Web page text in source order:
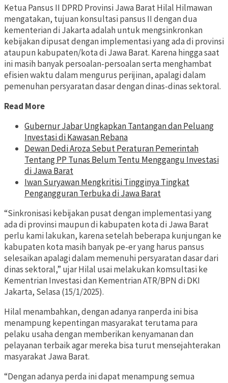
Ketua Pansus II DPRD Provinsi Jawa Barat Hilal Hilmawan
mengatakan, tujuan konsultasi pansus II dengan dua
kementerian di Jakarta adalah untuk mengsinkronkan
kebijakan dipusat dengan implementasi yang ada di provinsi
ataupun kabupaten/kota di Jawa Barat. Karena hingga saat
ini masih banyak persoalan-persoalan serta menghambat
efisien waktu dalam mengurus perijinan, apalagi dalam
pemenuhan persyaratan dasar dengan dinas-dinas sektoral.
Read More
Gubernur Jabar Ungkapkan Tantangan dan Peluang
Investasi di Kawasan Rebana
Dewan Dedi Aroza Sebut Peraturan Pemerintah
Tentang PP Tunas Belum Tentu Menggangu Investasi
di Jawa Barat
Iwan Suryawan Mengkritisi Tingginya Tingkat
Pengangguran Terbuka di Jawa Barat
“Sinkronisasi kebijakan pusat dengan implementasi yang
ada di provinsi maupun di kabupaten kota di Jawa Barat
perlu kami lakukan, karena setelah beberapa kunjungan ke
kabupaten kota masih banyak pe-er yang harus pansus
selesaikan apalagi dalam memenuhi persyaratan dasar dari
dinas sektoral,” ujar Hilal usai melakukan komsultasi ke
Kementrian Investasi dan Kementrian ATR/BPN di DKI
Jakarta, Selasa (15/1/2025).
Hilal menambahkan, dengan adanya ranperda ini bisa
menampung kepentingan masyarakat terutama para
pelaku usaha dengan memberikan kenyamanan dan
pelayanan terbaik agar mereka bisa turut mensejahterakan
masyarakat Jawa Barat.
“Dengan adanya perda ini dapat menampung semua